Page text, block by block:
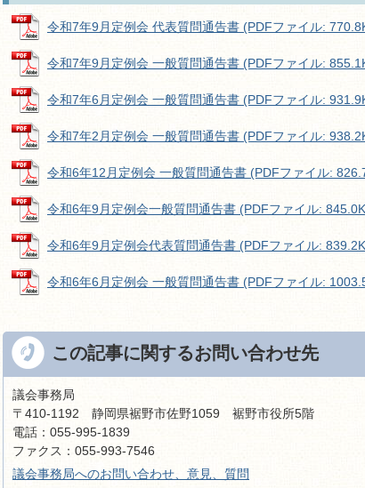
令和7年9月定例会 代表質問通告書 (PDFファイル:
令和7年9月定例会 一般質問通告書 (PDFファイル:
令和7年6月定例会 一般質問通告書 (PDFファイル:
令和7年2月定例会 一般質問通告書 (PDFファイル:
令和6年12月定例会 一般質問通告書 (PDFファイル:
令和6年9月定例会一般質問通告書 (PDFファイル:
令和6年9月定例会代表質問通告書 (PDFファイル:
令和6年6月定例会 一般質問通告書 (PDFファイル:
この記事に関するお問い合わせ先
議会事務局
〒410-1192 静岡県裾野市佐野1059 裾野市役所5階
電話：055-995-1839
ファクス：055-993-7546
議会事務局へのお問い合わせ、意見、質問